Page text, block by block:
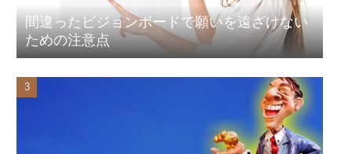
間違ったビジョンボードで願いを遠ざけない
ための注意点